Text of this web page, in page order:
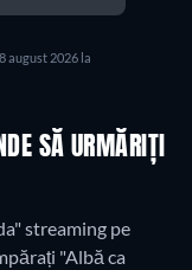
august 2026 la
SĂ URMĂRIȚI
streaming pe
"Albă ca